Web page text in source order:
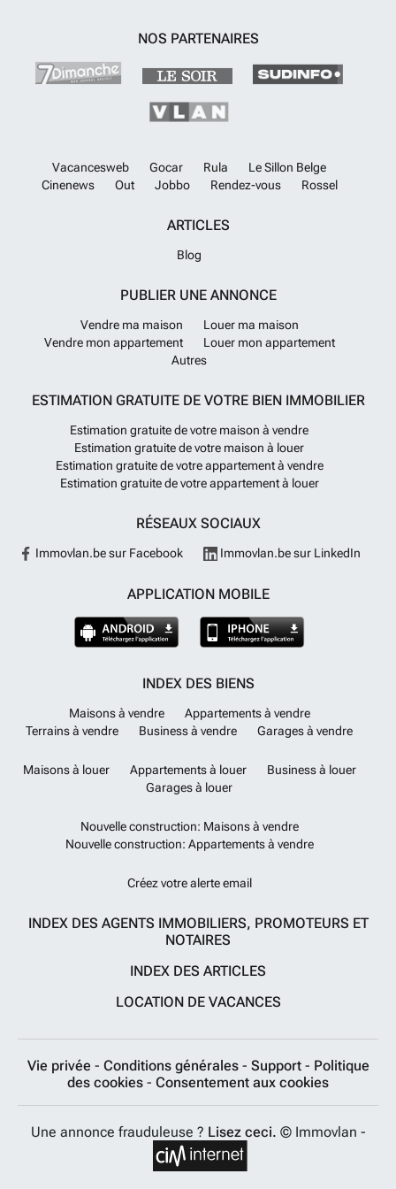
NOS PARTENAIRES
Vacancesweb Gocar Rula
Le Sillon Belge
Cinenews
Out Jobbo Rendez-vous Rossel
ARTICLES
Blog
PUBLIER UNE ANNONCE
Vendre ma maison
Louer ma maison
Vendre mon appartement
Louer mon appartement
Autres
ESTIMATION GRATUITE DE VOTRE BIEN IMMOBILIER
Estimation gratuite de votre maison à vendre
Estimation gratuite de votre maison à louer
Estimation gratuite de votre appartement à vendre
Estimation gratuite de votre appartement à louer
RÉSEAUX SOCIAUX
Immovlan.be sur Facebook Immovlan.be sur LinkedIn
APPLICATION MOBILE
INDEX DES BIENS
Maisons à vendre
Appartements à vendre
Terrains à vendre
Business à vendre Garages à vendre
Maisons à louer Appartements à louer
Business à louer
Garages à louer
Nouvelle construction: Maisons à vendre
Nouvelle construction: Appartements à vendre
Créez votre alerte email
INDEX DES AGENTS IMMOBILIERS, PROMOTEURS ET
NOTAIRES
INDEX DES ARTICLES
LOCATION DE VACANCES
Vie privée - Conditions générales - Support - Politique
des cookies - Consentement aux cookies
Une annonce frauduleuse ? Lisez ceci. © Immovlan -